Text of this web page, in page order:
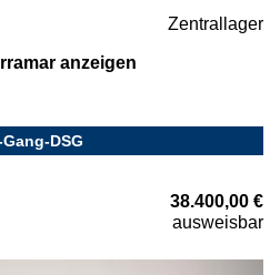
Zentrallager
anzeigen
DSG
38.400,00 €
ausweisbar